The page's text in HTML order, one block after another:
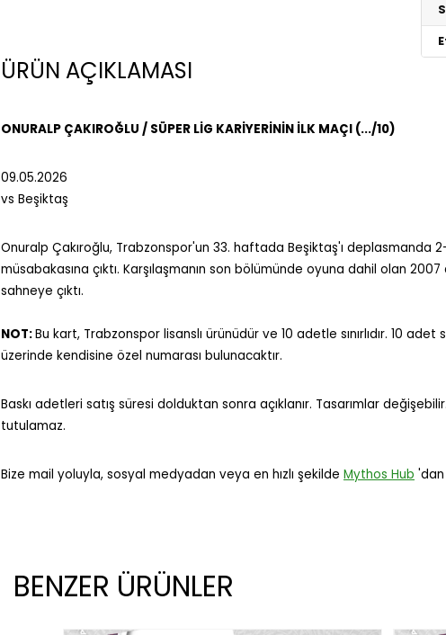
ÜRÜN AÇIKLAMASI
ONURALP ÇAKIROĞLU / SÜPER LİG KARİYERİNİN İLK MAÇI (.../10)
09.05.2026
vs Beşiktaş
Onuralp Çakıroğlu, Trabzonspor'un 33. haftada Beşiktaş'ı deplasmanda
müsabakasına çıktı. Karşılaşmanın son bölümünde oyuna dahil olan
sahneye çıktı.
NOT:Bu kart, Trabzonspor lisanslı ürünüdür ve 10 adetle sınırlıdır. 10
üzerinde kendisine özel numarası bulunacaktır.
Baskı adetleri satış süresi dolduktan sonra açıklanır. Tasarımlar
tutulamaz.
Bize mail yoluyla, sosyal medyadan veya en hızlı şekilde Mythos Hub 'dan
BENZER ÜRÜNLER